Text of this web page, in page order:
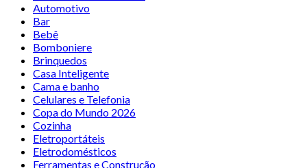
Automotivo
Bar
Bebê
Bomboniere
Brinquedos
Casa Inteligente
Cama e banho
Celulares e Telefonia
Copa do Mundo 2026
Cozinha
Eletroportáteis
Eletrodomésticos
Ferramentas e Construção